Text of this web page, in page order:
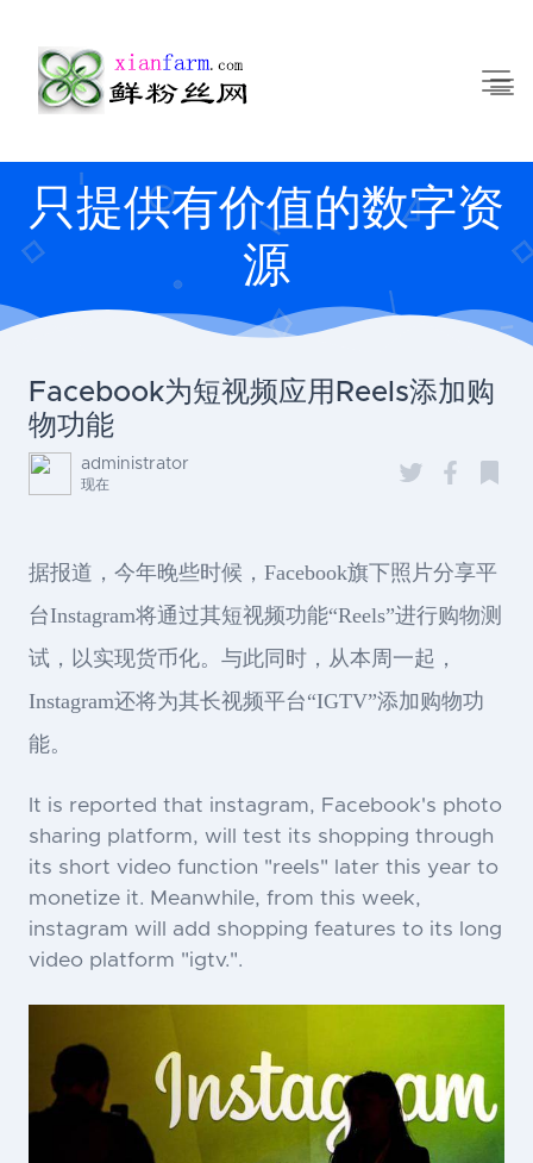
只提供有价值的数字资
源
Facebook为短视频应用Reels添加购
物功能
administrator
现在
据报道，今年晚些时候，Facebook旗下照片分享平
台Instagram将通过其短视频功能“Reels”进行购物测
试，以实现货币化。与此同时，从本周一起，
Instagram还将为其长视频平台“IGTV”添加购物功
能。
It is reported that instagram, Facebook's photo
sharing platform, will test its shopping through
its short video function "reels" later this year to
monetize it. Meanwhile, from this week,
instagram will add shopping features to its long
video platform "igtv.".